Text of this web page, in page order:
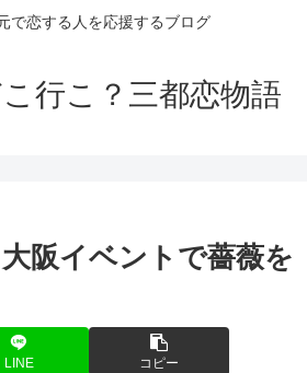
で恋する人を応援するブログ
行こ？三都恋物語
大阪イベント で薔薇を
LINE コピー